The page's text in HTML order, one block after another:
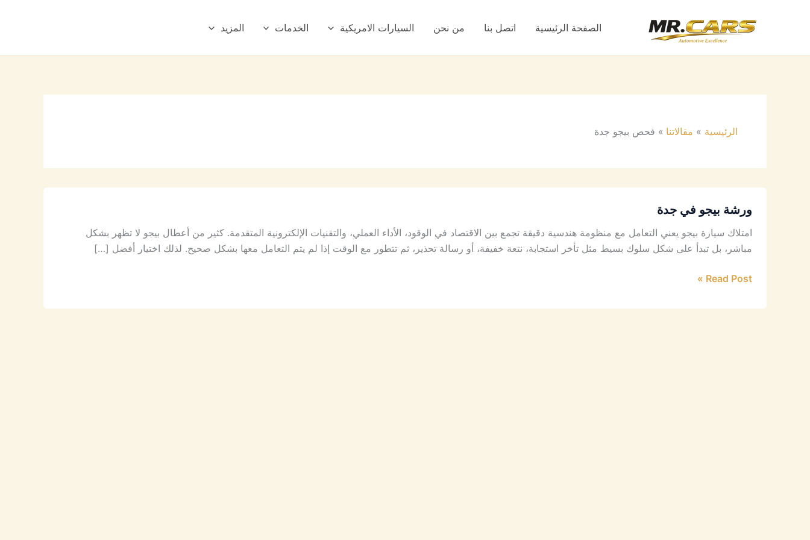
الصفحة الرئيسية اتصل بنا من نحن السيارات الامريكية الخدمات المزيد
الرئيسية مقالاتنا فحص بيجو جدة
ورشة بيجو في جدة
امتلاك سيارة بيجو يعني التعامل مع منظومة هندسية دقيقة تجمع بين الاقتصاد في الوقود، الأداء العملي، والتقنيات الإلكترونية المتقدمة. كثير من أعطال بيجو لا تظهر بشكل
مباشر، بل تبدأ على شكل سلوك بسيط مثل تأخر استجابة، نتعة خفيفة، أو رسالة تحذير، ثم تتطور مع الوقت إذا لم يتم التعامل معها بشكل صحيح. لذلك اختيار أفضل […]
Read Post »